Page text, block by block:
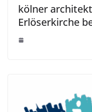
kölner
Erlöserkirche